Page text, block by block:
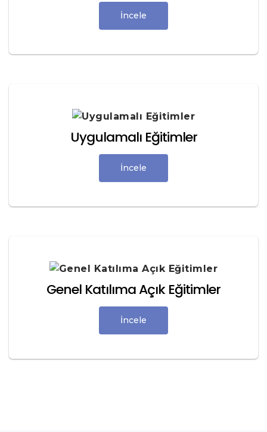
İncele
Uygulamalı Eğitimler
İncele
Genel Katılıma Açık Eğitimler
İncele